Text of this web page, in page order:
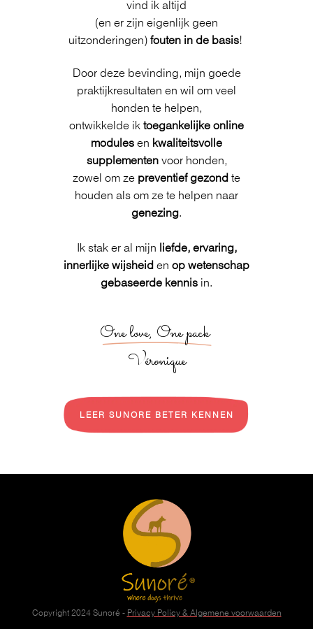
vind ik altijd
(en er zijn eigenlijk geen
uitzonderingen) fouten in de basis!
Door deze bevinding, mijn goede
praktijkresultaten en wil om veel
honden te helpen,
ontwikkelde ik toegankelijke online
modules en kwaliteitsvolle
supplementenvoor honden,
zowel om ze preventief gezond te
houden als om ze te helpen naar
genezing.
Ik stak er al mijn
liefde, ervaring,
innerlijke wijsheid en op wetenschap
gebaseerde kennis in.
One love, One pack
Véronique
LEER SUNORE BETER KENNEN
Copyright 2024 Sunoré - Privacy Policy & Algemene voorwaarden